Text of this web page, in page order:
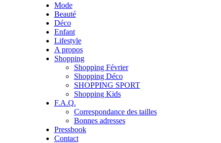
Mode
Beauté
Déco
Enfant
Lifestyle
A propos
Shopping
Shopping Février
Shopping Déco
SHOPPING SPORT
Shopping Kids
F.A.Q.
Correspondance des tailles
Bonnes adresses
Pressbook
Contact